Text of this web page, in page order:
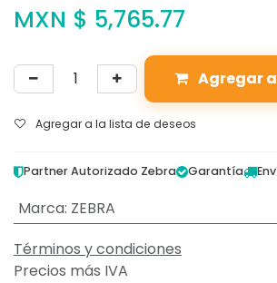
MXN $ 5,765.77
Agregar
Agregar a la lista de deseos
Partner Autorizado Zebra Garantía
Marca: ZEBRA
Términos y condiciones
Precios más IVA